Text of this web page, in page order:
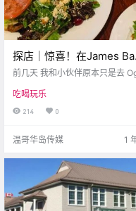
探店｜惊喜！在James
偶遇本地人的私藏美食：
前几天 我和小伙伴原本只是去
全没打算大吃一顿 结果走着走着
然海鲜魂上身 我们立刻拿出手机 开
始搜附近的餐馆 但当时已经快晚
吃喝玩乐
214 0
温哥华岛传媒 1